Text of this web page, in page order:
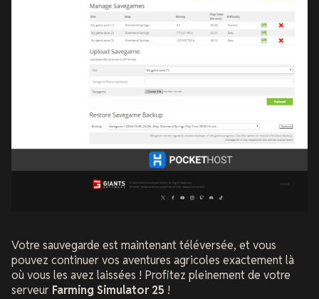
Votre sauvegarde est maintenant téléversée, et vous
pouvez continuer vos aventures agricoles exactement là
où vous les avez laissées ! Profitez pleinement de votre
serveur Farming Simulator 25 !